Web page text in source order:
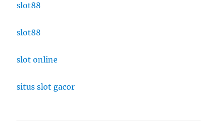
slot88
slot88
slot online
situs slot gacor